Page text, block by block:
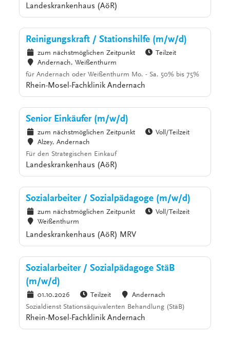
Landeskrankenhaus (AöR)
Reinigungskraft / Stationshilfe (m/w/d)
zum nächstmöglichen Zeitpunkt
Teilzeit
Andernach, Weißenthurm
für Andernach oder Weißenthurm Mo. - Sa. 50% bis 75%
Rhein-Mosel-Fachklinik Andernach
Senior Einkäufer (m/w/d)
zum nächstmöglichen Zeitpunkt
Voll/Teilzeit
Alzey, Andernach
Für den Strategischen Einkauf
Landeskrankenhaus (AöR)
Sozialarbeiter / Sozialpädagoge (m/w/d)
zum nächstmöglichen Zeitpunkt
Voll/Teilzeit
Weißenthurm
Landeskrankenhaus (AöR) MRV
Sozialarbeiter / Sozialpädagoge StäB
(m/w/d)
01.10.2026 Teilzeit
Andernach
Sozialdienst Stationsäquivalenten Behandlung (StäB)
Rhein-Mosel-Fachklinik Andernach